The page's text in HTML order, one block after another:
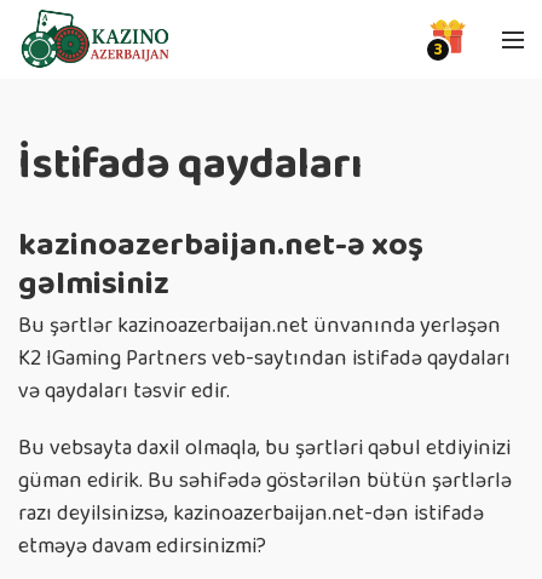
3
İstifadə qaydaları
kazinoazerbaijan.net-ə xoş
gəlmisiniz
Bu şərtlər kazinoazerbaijan.net ünvanında yerləşən
K2 IGaming Partners veb-saytından istifadə qaydaları
və qaydaları təsvir edir.
Bu vebsayta daxil olmaqla, bu şərtləri qəbul etdiyinizi
güman edirik. Bu səhifədə göstərilən bütün şərtlərlə
razı deyilsinizsə, kazinoazerbaijan.net-dən istifadə
etməyə davam edirsinizmi?